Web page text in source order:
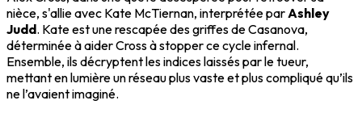
nièce, s'allie avec Kate McTiernan, interprétée par Ashley
Judd. Kate est une rescapée des griffes de Casanova,
déterminée à aider Cross à stopper ce cycle infernal.
Ensemble, ils décryptent les indices laissés par le tueur,
mettant en lumière un réseau plus vaste et plus compliqué qu’ils
ne l’avaient imaginé.